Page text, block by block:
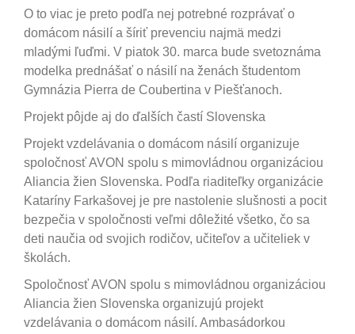
O to viac je preto podľa nej potrebné rozprávať o
domácom násilí a šíriť prevenciu najmä medzi
mladými ľuďmi. V piatok 30. marca bude svetoznáma
modelka prednášať o násilí na ženách študentom
Gymnázia Pierra de Coubertina v Piešťanoch.
Projekt pôjde aj do ďalších častí Slovenska
Projekt vzdelávania o domácom násilí organizuje
spoločnosť AVON spolu s mimovládnou organizáciou
Aliancia žien Slovenska. Podľa riaditeľky organizácie
Kataríny Farkašovej je pre nastolenie slušnosti a pocit
bezpečia v spoločnosti veľmi dôležité všetko, čo sa
deti naučia od svojich rodičov, učiteľov a učiteliek v
školách.
Spoločnosť AVON spolu s mimovládnou organizáciou
Aliancia žien Slovenska organizujú projekt
vzdelávania o domácom násilí. Ambasádorkou